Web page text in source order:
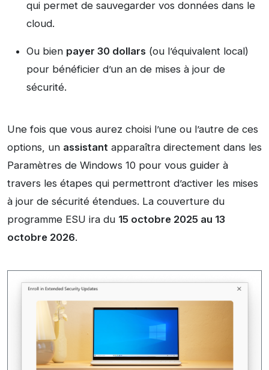
qui permet de sauvegarder vos données dans le
cloud.
Ou bien payer 30 dollars (ou l’équivalent local)
pour bénéficier d’un an de mises à jour de
sécurité.
Une fois que vous aurez choisi l’une ou l’autre de ces
options, un assistant apparaîtra directement dans les
Paramètres de Windows 10 pour vous guider à
travers les étapes qui permettront d’activer les mises
à jour de sécurité étendues. La couverture du
programme ESU ira du 15 octobre 2025 au 13
octobre 2026.